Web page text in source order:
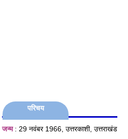
परिचय
जन्म: 29 नवंबर 1966, उत्तरकाशी, उत्तराखंड